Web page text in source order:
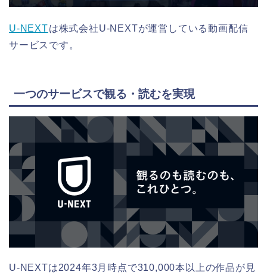
U-NEXTは株式会社U-NEXTが運営している動画配信
サービスです。
一つのサービスで観る・読むを実現
U-NEXTは2024年3月時点で310,000本以上の作品が⾒